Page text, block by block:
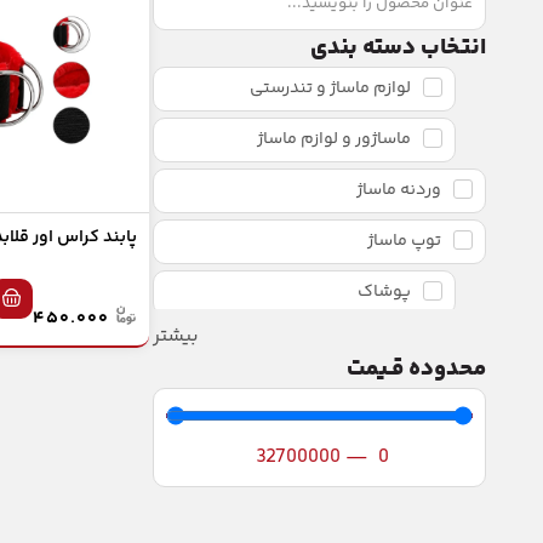
انتخاب دسته بندی
لوازم ماساژ و تندرستی
ماساژور و لوازم ماساژ
وردنه ماساژ
توپ ماساژ
پوشاک
کراسفیت
توپ های وزن دار
بیشتر
محدوده قـیمت
0
—
32700000
پابند کراس اور